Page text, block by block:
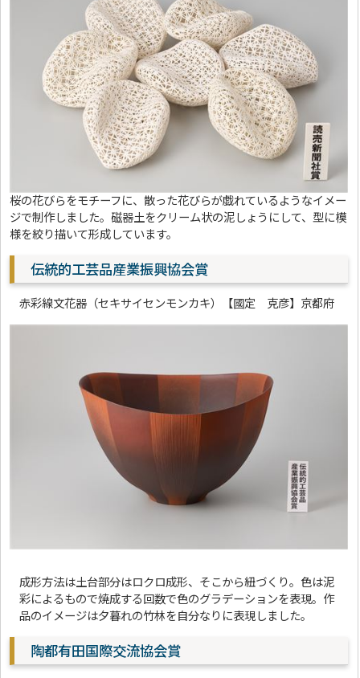
桜の花びらをモチーフに、散った花びらが戯れているようなイメー
ジで制作しました。磁器土をクリーム状の泥しょうにして、型に模
様を絞り描いて形成しています。
伝統的工芸品産業振興協会賞
赤彩線文花器（セキサイセンモンカキ）【國定 克彦】京都府
成形方法は土台部分はロクロ成形、そこから紐づくり。色は泥
彩によるもので焼成する回数で色のグラデーションを表現。作
品のイメージは夕暮れの竹林を自分なりに表現しました。
陶都有田国際交流協会賞